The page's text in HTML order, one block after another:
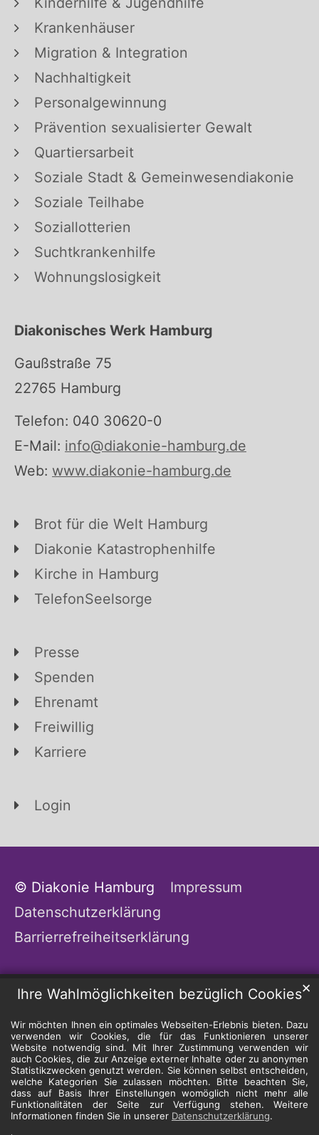
Ihre Wahlmöglichkeiten bezüglich Cookies
Wir möchten Ihnen ein optimales Webseiten-Erlebnis bieten. Dazu
verwenden wir Cookies, die für das Funktionieren unserer
Website notwendig sind. Mit Ihrer Zustimmung verwenden wir
auch Cookies, die zur Anzeige externer Inhalte oder zu anonymen
Statistikzwecken genutzt werden. Sie können selbst entscheiden,
welche Kategorien Sie zulassen möchten. Bitte beachten Sie,
dass auf Basis Ihrer Einstellungen womöglich nicht mehr alle
Funktionalitäten der Seite zur Verfügung stehen. Weitere
Informationen finden Sie in unserer Datenschutzerklärung.
✕
Krankenhäuser
Migration & Integration
Nachhaltigkeit
Personalgewinnung
Prävention sexualisierter Gewalt
Quartiersarbeit
Soziale Stadt & Gemeinwesendiakonie
Soziale Teilhabe
Soziallotterien
Suchtkrankenhilfe
Wohnungslosigkeit
Diakonisches Werk Hamburg
Gaußstraße 75
22765 Hamburg
Telefon: 040 30620-0
E-Mail: info@diakonie-hamburg.de
Web: www.diakonie-hamburg.de
Brot für die Welt Hamburg
Diakonie Katastrophenhilfe
Kirche in Hamburg
TelefonSeelsorge
Presse
Spenden
Ehrenamt
Freiwillig
Karriere
Login
© Diakonie Hamburg
Impressum
Datenschutzerklärung
Barrierrefreiheitserklärung